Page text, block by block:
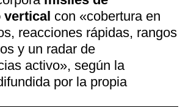
vertical con «cobertura en
reacciones rápidas, rangos
y un radar de
activo», según la
por la propia